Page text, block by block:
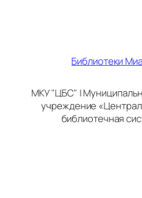
Библиотеки
МКУ "ЦБС" |
учреждение
библиотечная